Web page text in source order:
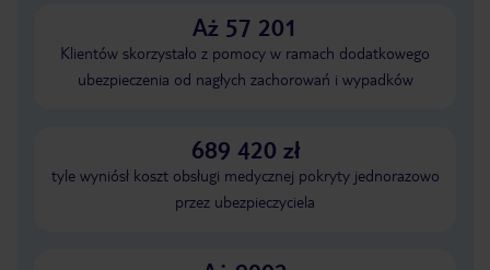
Aż 57 201
Klientów skorzystało z pomocy w ramach dodatkowego
ubezpieczenia od nagłych zachorowań i wypadków
689 420 zł
tyle wyniósł koszt obsługi medycznej pokryty jednorazowo
przez ubezpieczyciela